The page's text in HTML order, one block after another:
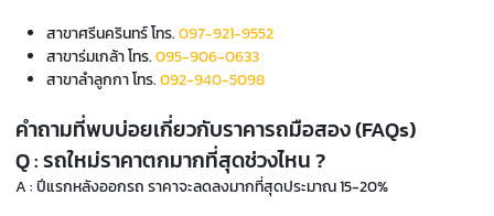
สาขาศรีนครินทร์ โทร.097-921-9552
สาขาร่มเกล้า โทร.095-906-0633
สาขาลำลูกกา โทร.092-940-5098
คำถามที่พบบ่อยเกี่ยวกับราคารถมือสอง (FAQs)
Q : รถใหม่ราคาตกมากที่สุดช่วงไหน ?
A : ปีแรกหลังออกรถ ราคาจะลดลงมากที่สุดประมาณ 15-20%